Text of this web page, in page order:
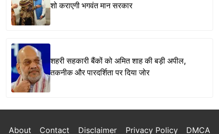
शो कराएगी भगवंत मान सरकार
शहरी सहकारी बैंकों को अमित शाह की बड़ी अपील,
तकनीक और पारदर्शिता पर दिया जोर
About Contact Disclaimer Privacy Policy DMCA